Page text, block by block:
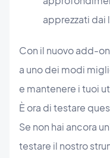
apprezzati dai
Con il nuovo add-
a uno dei modi
e mantenere i tuoi
È ora di testare
Se non hai ancora
testare il nostro